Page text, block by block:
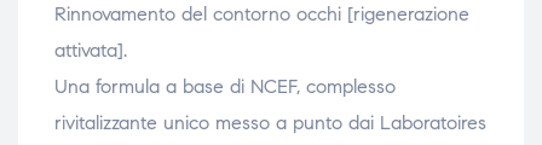
Rinnovamento del contorno occhi [rigenerazione
attivata].
Una formula a base di NCEF, complesso
rivitalizzante unico messo a punto dai Laboratoires